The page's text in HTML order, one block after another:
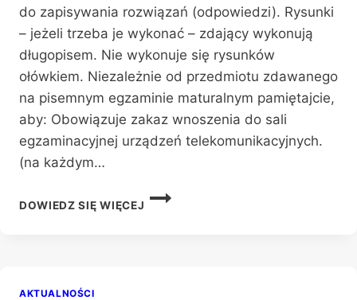
do zapisywania rozwiązań (odpowiedzi). Rysunki
– jeżeli trzeba je wykonać – zdający wykonują
długopisem. Nie wykonuje się rysunków
ołówkiem. Niezależnie od przedmiotu zdawanego
na pisemnym egzaminie maturalnym pamiętajcie,
aby: Obowiązuje zakaz wnoszenia do sali
egzaminacyjnej urządzeń telekomunikacyjnych.
(na każdym…
DOWIEDZ SIĘ WIĘCEJ
PISEMNE
AKTUALNOŚCI